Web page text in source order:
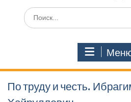
Поиск
по:
По труду и честь.